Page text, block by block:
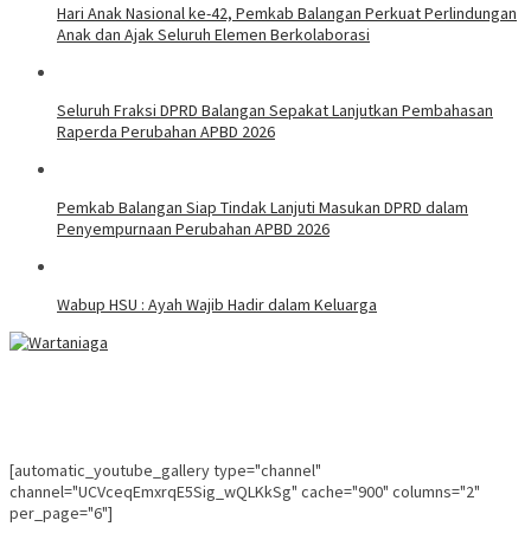
Hari Anak Nasional ke-42, Pemkab Balangan Perkuat Perlindungan
Anak dan Ajak Seluruh Elemen Berkolaborasi
Seluruh Fraksi DPRD Balangan Sepakat Lanjutkan Pembahasan
Raperda Perubahan APBD 2026
Pemkab Balangan Siap Tindak Lanjuti Masukan DPRD dalam
Penyempurnaan Perubahan APBD 2026
Wabup HSU : Ayah Wajib Hadir dalam Keluarga
[automatic_youtube_gallery type="channel"
channel="UCVceqEmxrqE5Sig_wQLKkSg" cache="900" columns="2"
per_page="6"]